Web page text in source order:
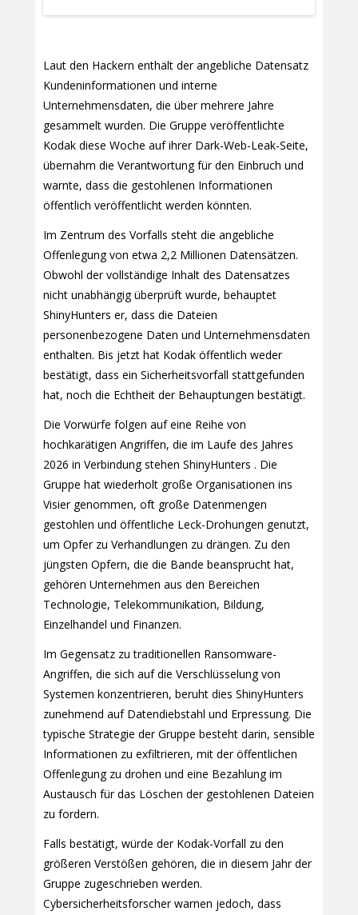
Laut den Hackern enthält der angebliche Datensatz
Kundeninformationen und interne
Unternehmensdaten, die über mehrere Jahre
gesammelt wurden. Die Gruppe veröffentlichte
Kodak diese Woche auf ihrer Dark-Web-Leak-Seite,
übernahm die Verantwortung für den Einbruch und
warnte, dass die gestohlenen Informationen
öffentlich veröffentlicht werden könnten.
Im Zentrum des Vorfalls steht die angebliche
Offenlegung von etwa 2,2 Millionen Datensätzen.
Obwohl der vollständige Inhalt des Datensatzes
nicht unabhängig überprüft wurde, behauptet
ShinyHunters er, dass die Dateien
personenbezogene Daten und Unternehmensdaten
enthalten. Bis jetzt hat Kodak öffentlich weder
bestätigt, dass ein Sicherheitsvorfall stattgefunden
hat, noch die Echtheit der Behauptungen bestätigt.
Die Vorwürfe folgen auf eine Reihe von
hochkarätigen Angriffen, die im Laufe des Jahres
2026 in Verbindung stehen ShinyHunters . Die
Gruppe hat wiederholt große Organisationen ins
Visier genommen, oft große Datenmengen
gestohlen und öffentliche Leck-Drohungen genutzt,
um Opfer zu Verhandlungen zu drängen. Zu den
jüngsten Opfern, die die Bande beansprucht hat,
gehören Unternehmen aus den Bereichen
Technologie, Telekommunikation, Bildung,
Einzelhandel und Finanzen.
Im Gegensatz zu traditionellen Ransomware-
Angriffen, die sich auf die Verschlüsselung von
Systemen konzentrieren, beruht dies ShinyHunters
zunehmend auf Datendiebstahl und Erpressung. Die
typische Strategie der Gruppe besteht darin, sensible
Informationen zu exfiltrieren, mit der öffentlichen
Offenlegung zu drohen und eine Bezahlung im
Austausch für das Löschen der gestohlenen Dateien
zu fordern.
Falls bestätigt, würde der Kodak-Vorfall zu den
größeren Verstößen gehören, die in diesem Jahr der
Gruppe zugeschrieben werden.
Cybersicherheitsforscher warnen jedoch, dass